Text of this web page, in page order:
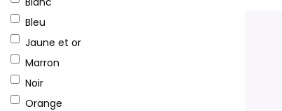
Bleu
Jaune et or
Marron
Noir
Orange